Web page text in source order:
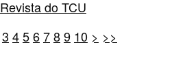
Revista do TCU
3 456789 10 > >>